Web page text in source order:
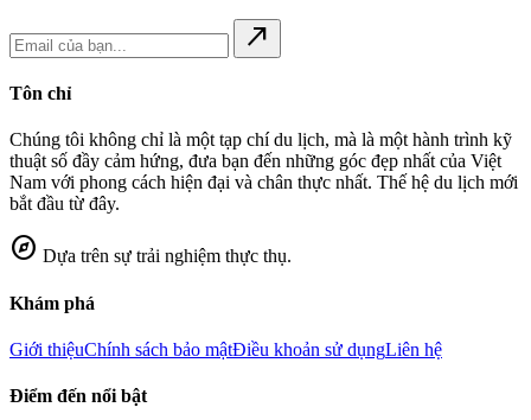
north_east
Tôn chỉ
Chúng tôi không chỉ là một tạp chí du lịch, mà là một hành trình kỹ
thuật số đầy cảm hứng, đưa bạn đến những góc đẹp nhất của Việt
Nam với phong cách hiện đại và chân thực nhất. Thế hệ du lịch mới
bắt đầu từ đây.
explore Dựa trên sự trải nghiệm thực thụ.
Khám phá
Giới thiệuChính sách bảo mậtĐiều khoản sử dụngLiên hệ
Điểm đến nổi bật